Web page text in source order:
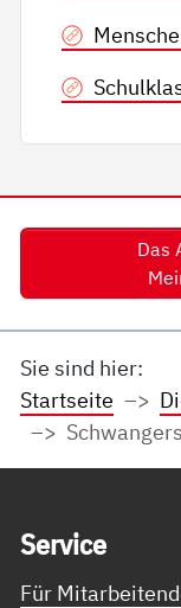
Das
Sie sind hier:
Startseite
Ser­vice
Für